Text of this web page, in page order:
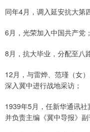
同年4月，调入延安抗大第
6月，光荣加入中国共产党；
8月，抗大毕业，分配至八
12月，与雷烨、范瑾（女
深入冀中进行战地采访；
1939年5月，任新华通讯社
并负责主编《冀中导报》副